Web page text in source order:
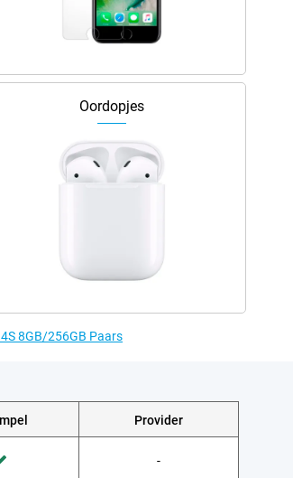
Oordopjes
8GB/256GB Paars
Provider
door Belsimpel Wordt niet gedaan door Provider
-